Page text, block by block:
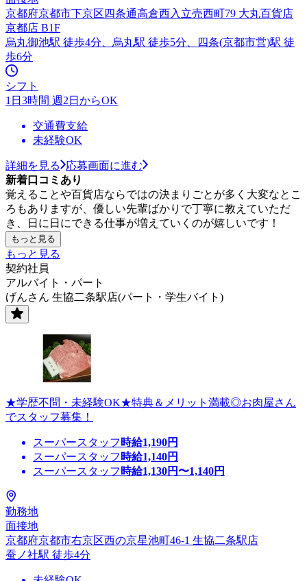
京都府京都市下京区四条通高倉西入立売西町79 大丸百貨店
京都店 B1F
烏丸御池駅 徒歩4分、烏丸駅 徒歩5分、四条(京都市営)駅 徒
歩6分
シフト
1日3時間 週2日からOK
交通費支給
未経験OK
詳細を見る
応募画面に進む
新着口コミあり
覚えることや百貨店ならではの決まりごとが多く大変なとこ
ろもありますが、優しい先輩ばかりで丁寧に教えていただ
き、日に日にできる仕事が増えていくのが嬉しいです！
もっと見る
もっと見る
契約社員
アルバイト・パート
げんさん 生協二条駅店(パート・学生バイト)
★学歴不問・未経験OK★特典＆メリット満載◎お肉屋さん
でスタッフ募集！
スーパースタッフ 時給1,190円
スーパースタッフ 時給1,140円
スーパースタッフ 時給1,130円〜1,140円
勤務地
面接地
京都府京都市右京区西の京星池町46-1 生協二条駅店
蚕ノ社駅 徒歩4分